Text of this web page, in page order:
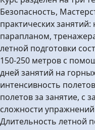
Безопасность,
практических
парапланом,
летной подготовки
150-250 метров с
дней занятий на
интенсивность
полетов за занятие, с
сложности
Длительность летной